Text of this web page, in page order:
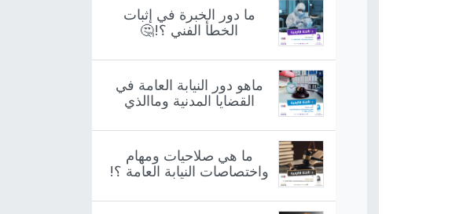
ما دور الخبرة في إثبات
الخطأ الفني ؟!🤔
ماهو دور النيابة العامة في
القضايا المدنية وماالذي
ما هي صلاحيات ومهام
واختصاصات النيابة العامة ؟!
info@RamzFM.net